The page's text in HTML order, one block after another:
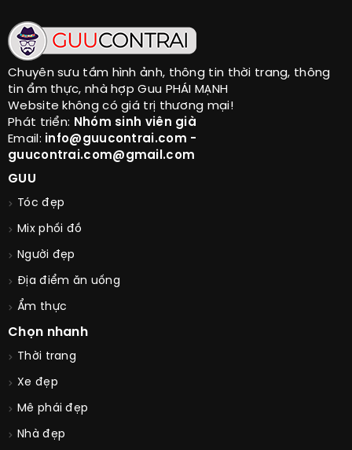
Chuyên sưu tầm hình ảnh, thông tin thời trang, thông
tin ẩm thực, nhà hợp Guu PHÁI MẠNH
Website không có giá trị thương mại!
Phát triển: Nhóm sinh viên già
Email: info@guucontrai.com -
guucontrai.com@gmail.com
GUU
Tóc đẹp
Mix phối đồ
Người đẹp
Địa điểm ăn uống
Ẩm thực
Chọn nhanh
Thời trang
Xe đẹp
Mê phái đẹp
Nhà đẹp